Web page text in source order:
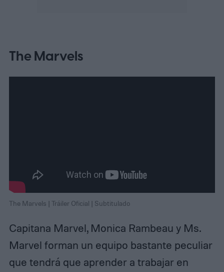
The Marvels
The Marvels | Tráiler Oficial | Subtitulado
Capitana Marvel, Monica Rambeau y Ms.
Marvel forman un equipo bastante peculiar
que tendrá que aprender a trabajar en